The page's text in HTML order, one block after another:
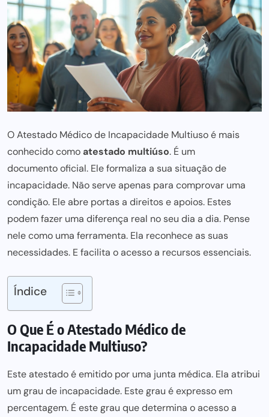
O Atestado Médico de Incapacidade Multiuso é mais
conhecido comoatestado multiúso. É um
documento oficial. Ele formaliza a sua situação de
incapacidade. Não serve apenas para comprovar uma
condição. Ele abre portas a direitos e apoios. Estes
podem fazer uma diferença real no seu dia a dia. Pense
nele como uma ferramenta. Ela reconhece as suas
necessidades. E facilita o acesso a recursos essenciais.
Índice
O Que É o Atestado Médico de
Incapacidade Multiuso?
Este atestado é emitido por uma junta médica. Ela atribui
um grau de incapacidade. Este grau é expresso em
percentagem. É este grau que determina o acesso a